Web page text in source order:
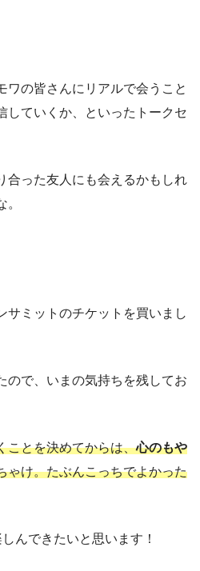
ワの皆さんにリアルで会うこと
していくか、といったトークセ
合った友人にも会えるかもしれ
サミットのチケットを買いまし
ので、いまの気持ちを残してお
ことを決めてからは、心のもや
ゃけ。たぶんこっちでよかった
んできたいと思います！